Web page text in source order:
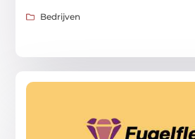
Bedrijven